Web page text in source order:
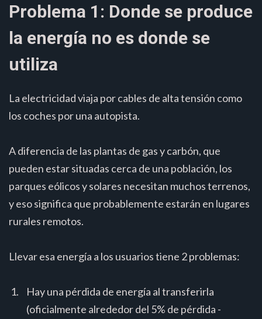
Problema 1: Donde se produce
la energía no es donde se
utiliza
La electricidad viaja por cables de alta tensión como
los coches por una autopista.
A diferencia de las plantas de gas y carbón, que
pueden estar situadas cerca de una población, los
parques eólicos y solares necesitan muchos terrenos,
y eso significa que probablemente estarán en lugares
rurales remotos.
Llevar esa energía a los usuarios tiene 2 problemas:
Hay una pérdida de energía al transferirla
(oficialmente alrededor del 5% de pérdida -